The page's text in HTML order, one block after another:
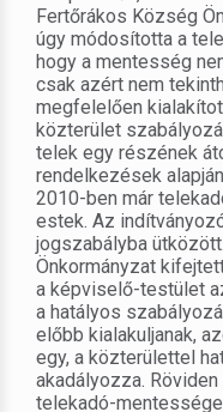
Fertőrákos Község
úgy módosította a
hogy a mentesség
csak azért nem
megfelelően
közterület
telek egy részének
rendelkezések
2010-ben már
estek. Az
jogszabályba
Önkormányzat
a képviselő-testület
a hatályos
előbb kialakuljanak,
egy, a közterülettel
akadályozza.
telekadó-